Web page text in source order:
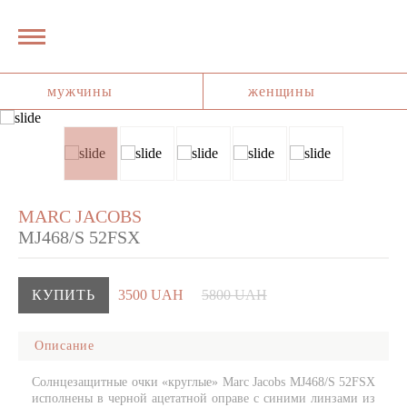
мужчины женщины
MARC JACOBS
MJ468/S 52FSX
КУПИТЬ 3500 UAH 5800 UAH
Описание
Солнцезащитные очки «круглые» Marc Jacobs MJ468/S 52FSX
исполнены в черной ацетатной оправе с синими линзами из